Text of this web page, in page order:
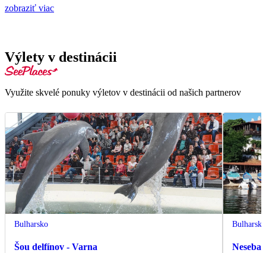
zobraziť viac
Výlety v destinácii
Využite skvelé ponuky výletov v destinácii od našich partnerov
Bulharsko
Šou delfínov - Varna
Bulharsko